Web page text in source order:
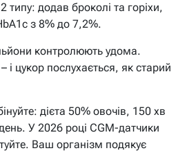
типу: додав броколі та горіхи,
з 8% до 7,2%.
контролюють удома.
і цукор послухається, як старий
дієта 50% овочів, 150 хв
У 2026 році CGM-датчики
Ваш організм подякує